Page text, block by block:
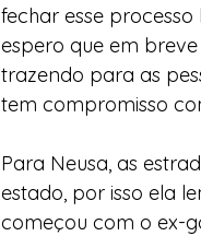
fechar esse
espero que em
trazendo para as
tem compromisso
Para Neusa, as
estado, por isso ela
começou com o ex-